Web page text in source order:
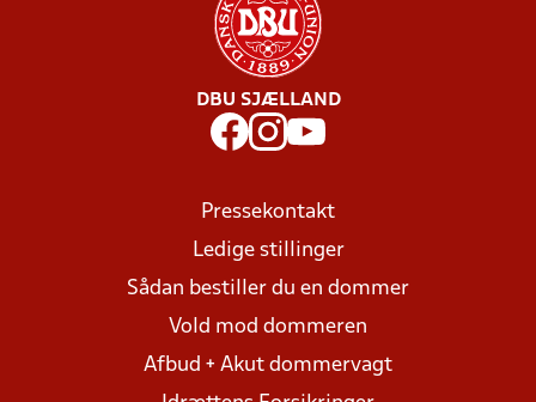
DBU SJÆLLAND
Pressekontakt
Ledige stillinger
Sådan bestiller du en dommer
Vold mod dommeren
Afbud + Akut dommervagt